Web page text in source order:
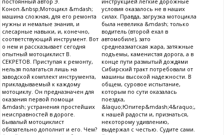
Коноп.&nbsp;Мотоцикл &mdash;
машина сложная, для его ремонта
нужны и немалые знания, и
слесарные навыки, и, конечно,
соответствующий инструмент. Вот
о нем и рассказывает сегодня
опытный мотоциклист В.
СЕКРЕТОВ. Приступая к ремонту,
нельзя полагаться лишь на
заводской комплект инструмента,
прикладываемый к каждому
мотоциклу. Он предназначен для
оказания первой помощи
&mdash; устранения простейших
неисправностей в дороге.
Бывалый мотоциклист
обязательно дополнит и его. Чем?
условия оказалось не в наших
силах. Правда, загрузка мотоцикла
была невелика &mdash; только
водитель (второй ехал в
автомобиле), зато
среднеазиатская жара, затяжные
подъемы, каменистая дорога, а в
конце пути размытый дождями
Сибирский тракт потребовали от
машины высокой надежности. В
общем, суровое испытание,
которым по сути оказалась
поездка,
&laquo;Юпитер&mdash;4&raquo;,
к нашей радости и, признаться,
некоторому удивлению,
выдержал с честью. Судите сами.